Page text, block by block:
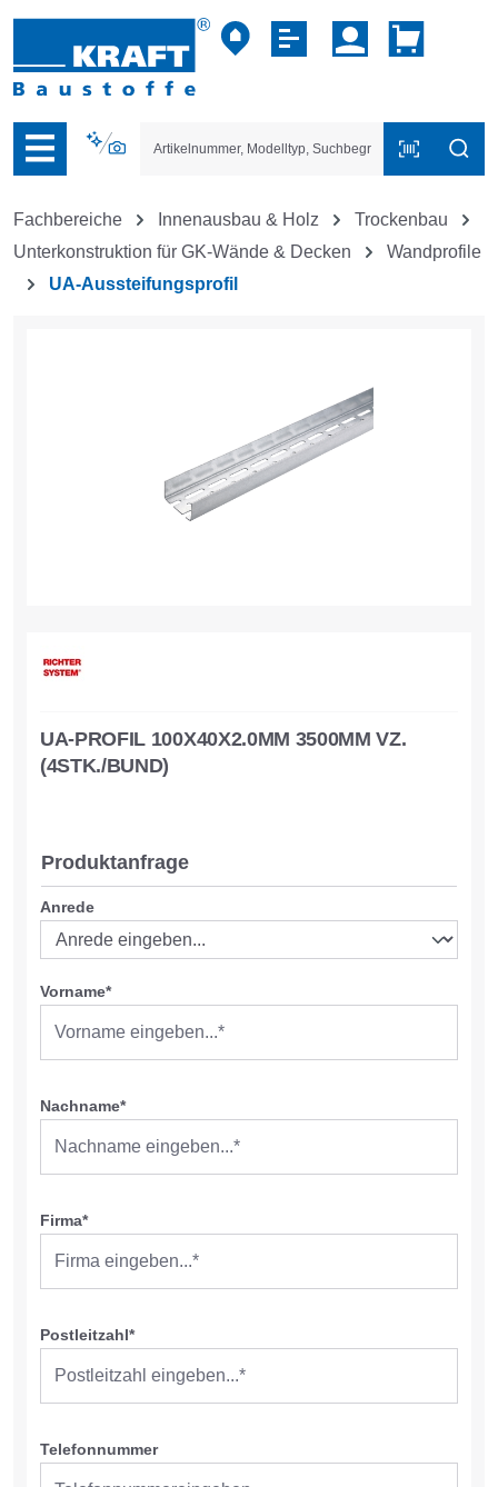
der B2B-Plattform springen
Fachbereiche Innenausbau & Holz
Trockenbau
Unterkonstruktion für GK-Wände & Decken
Wandprofile
UA-Aussteifungsprofil
UA-PROFIL 100X40X2.0MM 3500MM VZ.
(4STK./BUND)
Produktanfrage
Anrede
Vorname*
Nachname*
Firma*
Postleitzahl*
Telefonnummer